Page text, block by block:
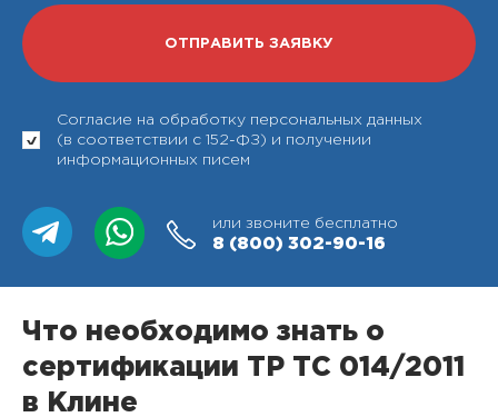
Согласие на обработку персональных данных
(в соответствии с 152-ФЗ) и получении
информационных писем
или звоните бесплатно
8 (800) 302-90-16
Что необходимо знать о
сертификации ТР ТС 014/2011
в Клине